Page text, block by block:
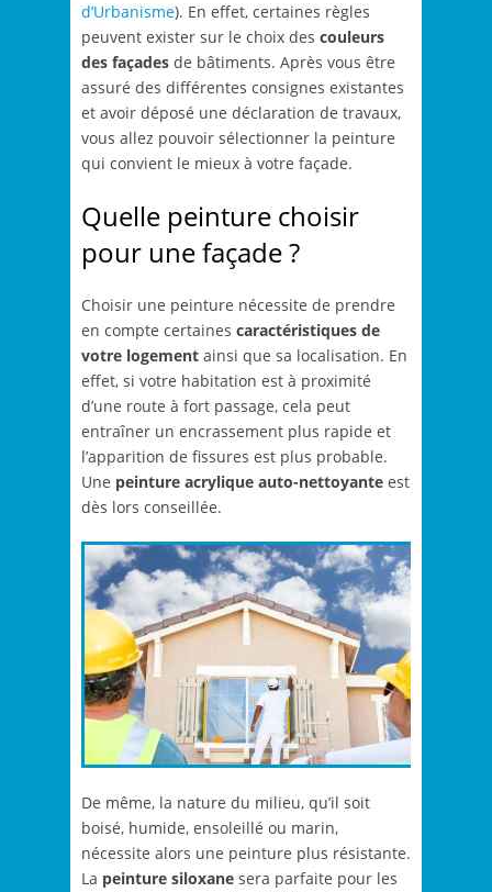
d’Urbanisme). En effet, certaines règles
peuvent exister sur le choix des couleurs
des façades de bâtiments. Après vous être
assuré des différentes consignes existantes
et avoir déposé une déclaration de travaux,
vous allez pouvoir sélectionner la peinture
qui convient le mieux à votre façade.
Quelle peinture choisir
pour une façade ?
Choisir une peinture nécessite de prendre
en compte certaines caractéristiques de
votre logement ainsi que sa localisation. En
effet, si votre habitation est à proximité
d’une route à fort passage, cela peut
entraîner un encrassement plus rapide et
l’apparition de fissures est plus probable.
Une peinture acrylique auto-nettoyante est
dès lors conseillée.
De même, la nature du milieu, qu’il soit
boisé, humide, ensoleillé ou marin,
nécessite alors une peinture plus résistante.
La peinture siloxane sera parfaite pour les